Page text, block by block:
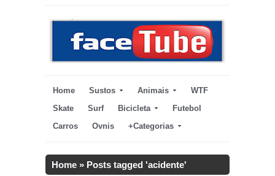
Home Sustos Animais
WTF
Skate
Surf Bicicleta
Futebol
Carros
Ovnis +Categorias
Home » Posts tagged 'acidente'